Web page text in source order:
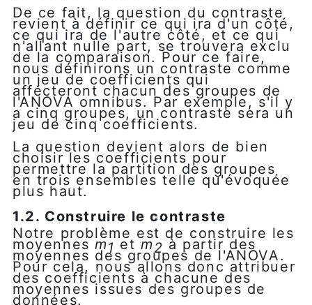
De ce fait, la question du contraste
revient à définir ce qui ira d'un côté,
ce qui ira de l'autre côté, et ce qui
n'allant nulle part, se trouvera exclu
de la comparaison. Pour ce faire,
nous définirons un contraste comme
un jeu de coefficients qui
affecteront chacun des groupes de
l'ANOVA omnibus. Par exemple, s'il y
a cinq groupes, un contraste sera un
jeu de cinq coefficients.
La question devient alors de bien
choisir les coefficients pour
permettre la partition des groupes
en trois ensembles telle qu'évoquée
plus haut.
1.2. Construire le contraste
Notre problème est de construire les
moyennesm1 etm2 à partir des
moyennes des groupes de l'ANOVA.
Pour cela, nous allons donc attribuer
des coefficients à chacune des
moyennes issues des groupes de
données.